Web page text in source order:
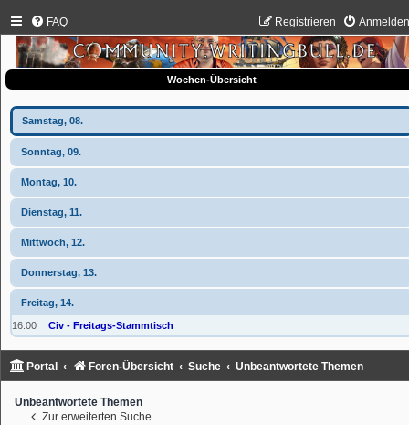
FAQ Registrieren
Wochen-Übersicht
Samstag, 08.
Sonntag, 09.
Montag, 10.
Dienstag, 11.
Mittwoch, 12.
Donnerstag, 13.
Freitag, 14.
16:00 Civ - Freitags-Stammtisch
Portal Foren-Übersicht Suche Unbeantwortete Themen
Unbeantwortete Themen
Zur erweiterten Suche